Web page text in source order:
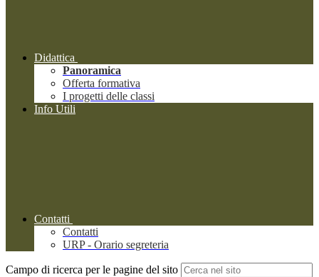
Didattica
Panoramica
Offerta formativa
I progetti delle classi
Info Utili
Contatti
Contatti
URP - Orario segreteria
Campo di ricerca per le pagine del sito